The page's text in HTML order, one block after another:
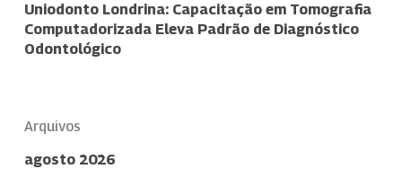
Uniodonto Londrina: Capacitação em Tomografia
Computadorizada Eleva Padrão de Diagnóstico
Odontológico
Arquivos
agosto 2026